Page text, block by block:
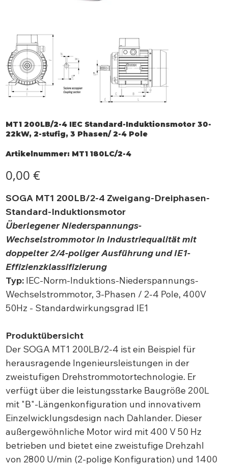
MT1 200LB/2-4 IEC Standard-Induktionsmotor 30-
22kW, 2-stufig, 3 Phasen/ 2-4 Pole
Artikelnummer: Artikelnummer:
MT1
MT1 180LC/2-4
0,00 €
SOGA MT1 200LB/2-4 Zweigang-Dreiphasen-
Standard-Induktionsmotor
Überlegener Niederspannungs-
Wechselstrommotor in Industriequalität mit
doppelter 2/4-poliger Ausführung und IE1-
Effizienzklassifizierung
Typ:IEC-Norm-Induktions-Niederspannungs-
Wechselstrommotor, 3-Phasen / 2-4 Pole, 400V
50Hz - Standardwirkungsgrad IE1
Produktübersicht
Der SOGA MT1 200LB/2-4 ist ein Beispiel für
herausragende Ingenieursleistungen in der
zweistufigen Drehstrommotortechnologie. Er
verfügt über die leistungsstarke Baugröße 200L
mit "B"-Längenkonfiguration und innovativem
Einzelwicklungsdesign nach Dahlander. Dieser
außergewöhnliche Motor wird mit 400 V 50 Hz
betrieben und bietet eine zweistufige Drehzahl
von 2800 U/min (2-polige Konfiguration) und 1400